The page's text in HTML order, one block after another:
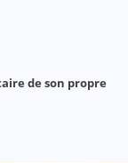
de son propre